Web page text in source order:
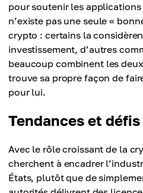
pour soutenir les applications
n’existe pas une seule «
crypto : certains la
investissement, d’autres
beaucoup combinent les
trouve sa propre façon de
pour lui.
Tendances et
Avec le rôle croissant de la
cherchent à encadrer
États, plutôt que de